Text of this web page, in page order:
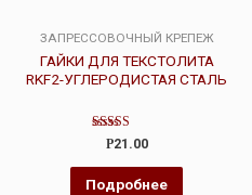
ЗАПРЕССОВОЧНЫЙ КРЕПЕЖ
ГАЙКИ ДЛЯ ТЕКСТОЛИТА
RKF2-УГЛЕРОДИСТАЯ СТАЛЬ
Оценка
4.00
из 5
Р21.00
Подробнее